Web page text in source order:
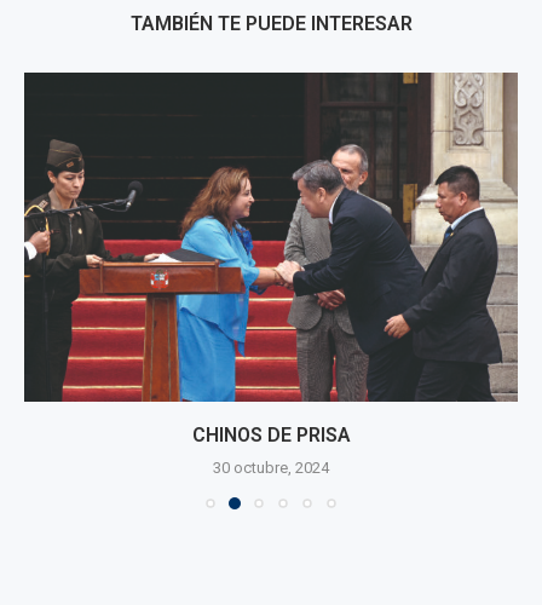
TAMBIÉN TE PUEDE INTERESAR
CHINOS DE PRISA
30 octubre, 2024